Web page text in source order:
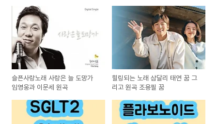
슬픈사랑노래 사랑은 늘 도망가
임영웅과 이문세 원곡
힐링되는 노래 삼달리 태연 꿈 그
리고 원곡 조용필 꿈